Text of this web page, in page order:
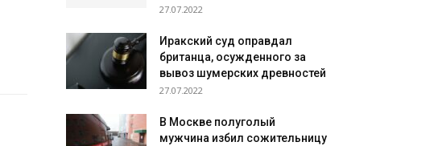
27.07.2022
Иракский суд оправдал
британца, осужденного за
вывоз шумерских древностей
27.07.2022
В Москве полуголый
мужчина избил сожительницу